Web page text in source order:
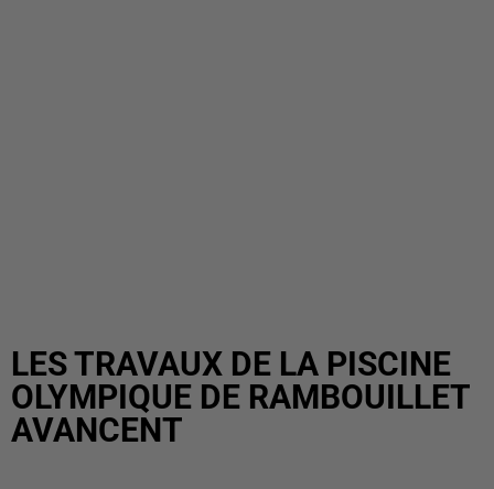
LES TRAVAUX DE LA PISCINE
OLYMPIQUE DE RAMBOUILLET
AVANCENT